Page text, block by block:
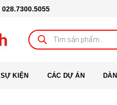
028.7300.5055
Tìm
kiếm
sản
phẩm
SỰ KIỆN CÁC DỰ ÁN